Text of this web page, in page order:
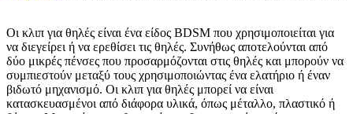
Οι κλιπ για θηλές είναι ένα είδος BDSM που χρησιμοποιείται για
να διεγείρει ή να ερεθίσει τις θηλές. Συνήθως αποτελούνται από
δύο μικρές πένσες που προσαρμόζονται στις θηλές και μπορούν να
συμπιεστούν μεταξύ τους χρησιμοποιώντας ένα ελατήριο ή έναν
βιδωτό μηχανισμό. Οι κλιπ για θηλές μπορεί να είναι
κατασκευασμένοι από διάφορα υλικά, όπως μέταλλο, πλαστικό ή